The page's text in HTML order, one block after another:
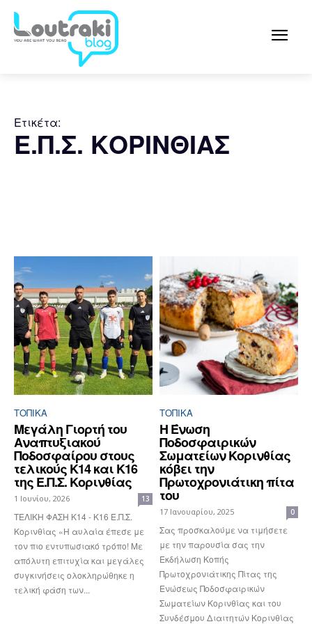
Ετικέτα:
Ε.Π.Σ. ΚΟΡΙΝΘΙΑΣ
ΤΟΠΙΚΑ
Μεγάλη Γιορτή του
Αναπτυξιακού
Ποδοσφαίρου στους
τελικούς Κ14 και Κ16
της Ε.Π.Σ. Κορινθίας
1 Ιουνίου, 2026 13
ΤΕΛΙΚΗ ΦΑΣΗ Κ14 - Κ16 Ε.Π.Σ.
Κορινθίας «Η αυλαία έπεσε με
τον πιο εντυπωσιακό τρόπο! Με
απόλυτη επιτυχία και μεγάλες
συγκινήσεις ολοκληρώθηκε η
τελική φάση των...
ΤΟΠΙΚΑ
Η Ένωση
Ποδοσφαιρικών
Σωματείων Κορινθίας
κόβει την
Πρωτοχρονιάτικη πίτα
του
17 Ιανουαρίου, 2025 0
Σας προσκαλούμε να τιμήσετε
με την παρουσία σας την
Εκδήλωση Κοπής
Πρωτοχρονιάτικης Πίτας της
Ενώσεως Ποδοσφαιρικών
Σωματείων Κορινθίας και του
Συνδέσμου Διαιτητών Κορινθίας